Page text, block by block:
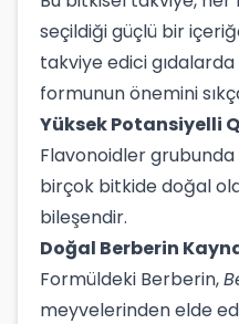
seçildiği güçlü bir
takviye edici
formunun önemini
Yüksek Potansiyelli
Flavonoidler
birçok bitkide doğal
bileşendir.
Doğal Berberin
Formüldeki Berberin,
meyvelerinden elde